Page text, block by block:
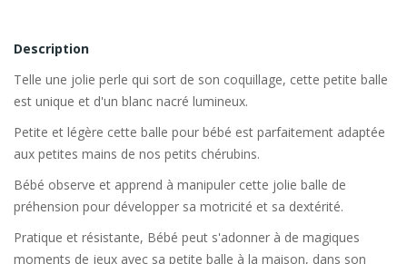
Description
Telle une jolie perle qui sort de son coquillage, cette petite balle
est unique et d'un blanc nacré lumineux.
Petite et légère cette balle pour bébé est parfaitement adaptée
aux petites mains de nos petits chérubins.
Bébé observe et apprend à manipuler cette jolie balle de
préhension pour développer sa motricité et sa dextérité.
Pratique et résistante, Bébé peut s'adonner à de magiques
moments de jeux avec sa petite balle à la maison, dans son